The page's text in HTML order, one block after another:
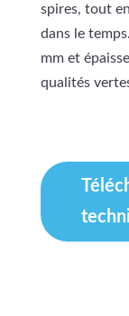
spires, tout
dans le
mm et
qualités